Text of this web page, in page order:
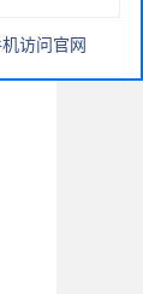
访问官网